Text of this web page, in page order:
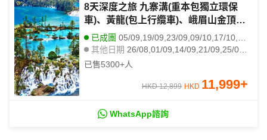
8天深度之旅 九寨溝(重本包獨立環保
車)、黃龍(包上行纜車)、峨眉山金頂
(VIP通道)、樂山大佛(遊船)、成都大熊
貓繁育研究基地、【全港獨家】連住３
晚九寨天堂洲際酒店
已成團 05/09,19/09,23/09,09/10,17/10,18/10,24/10,01/11,03/11,09/11,14/11,15/11
其他日期 26/08,01/09,14/09,21/09,25/09,07/10,23/10,25/10,28/10
已售5300+人
HKD 12,899 HKD 11,999+
WhatsApp諮詢